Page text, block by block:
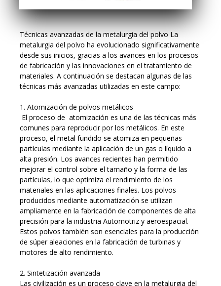
Técnicas avanzadas de la metalurgia del polvo La
metalurgia del polvo ha evolucionado significativamente
desde sus inicios, gracias a los avances en los procesos
de fabricación y las innovaciones en el tratamiento de
materiales. A continuación se destacan algunas de las
técnicas más avanzadas utilizadas en este campo:
1. Atomización de polvos metálicos
El proceso de atomización es una de las técnicas más
comunes para reproducir por los metálicos. En este
proceso, el metal fundido se atomiza en pequeñas
partículas mediante la aplicación de un gas o líquido a
alta presión. Los avances recientes han permitido
mejorar el control sobre el tamaño y la forma de las
partículas, lo que optimiza el rendimiento de los
materiales en las aplicaciones finales. Los polvos
producidos mediante automatización se utilizan
ampliamente en la fabricación de componentes de alta
precisión para la industria Automotriz y aeroespacial.
Estos polvos también son esenciales para la producción
de súper aleaciones en la fabricación de turbinas y
motores de alto rendimiento.
2. Sintetización avanzada
Las civilización es un proceso clave en la metalurgia del